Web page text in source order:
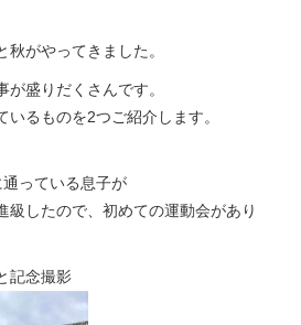
がやってきました。
盛りだくさんです。
いるものを2つご紹介します。
っている息子が
級したので、初めての運動会があり
記念撮影